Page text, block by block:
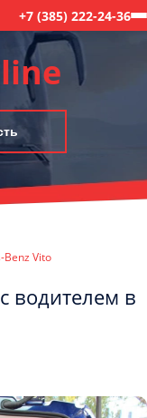
+7 (385) 222-24-36
Benz Vito
водителем в